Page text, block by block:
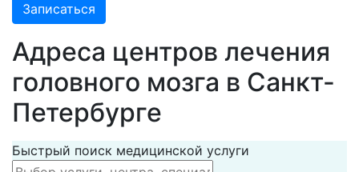
Записаться
Адреса центров лечения
головного мозга в Санкт-
Петербурге
Быстрый поиск медицинской услуги